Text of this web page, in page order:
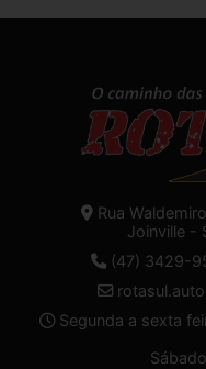
Rua
Joinville -
(47) 3429-
Segunda a sexta